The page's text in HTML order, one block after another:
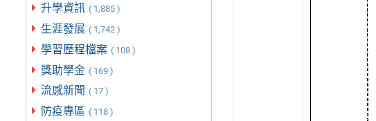
升學資訊 ( 1,885 )
生涯發展 ( 1,742 )
學習歷程檔案 ( 108 )
獎助學金 ( 169 )
流感新聞 ( 17 )
防疫專區 ( 118 )